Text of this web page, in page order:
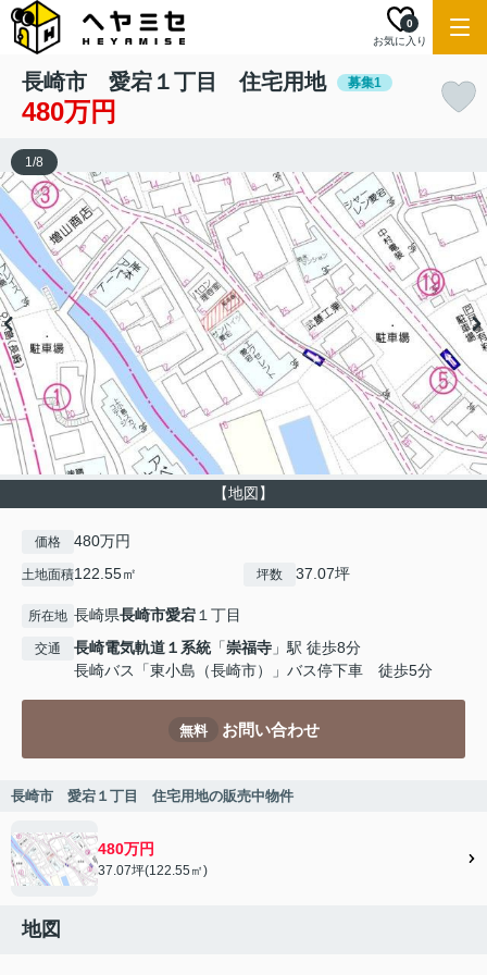
お気に入り
0
長崎市 愛宕１丁目 住宅用地 募集1
480万円
【地図】
1/8
価格 480万円
土地面積122.55㎡ 坪数 37.07坪
所在地 長崎県長崎市愛宕１丁目
交通 長崎電気軌道１系統「崇福寺 」駅 徒歩8分
長崎バス「東小島（長崎市）」バス停下車 徒歩5分
無料 お問い合わせ
長崎市 愛宕１丁目 住宅用地の販売中物件
480万円
37.07坪(122.55㎡)
地図